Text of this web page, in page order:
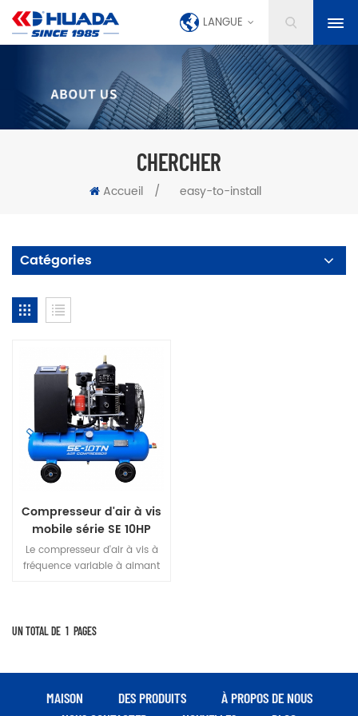
LANGUE
CHERCHER
Accueil / easy-to-install
Catégories
Compresseur d'air à vis
mobile série SE 10HP
Le compresseur d'air à vis à
fréquence variable à aimant
rapport à la même machine
rafraîchit le goût avec un
design compact et hérite de
UN TOTAL DE 1 PAGES
MAISON DES PRODUITS
À PROPOS DE NOUS